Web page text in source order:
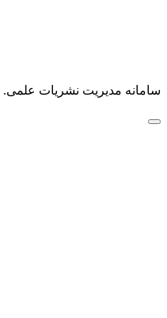
سامانه مدیریت نشریات علمی.